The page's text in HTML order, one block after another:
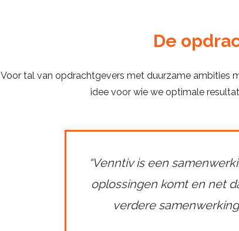
De
Voor tal van opdrachtgevers met duurzame ambities
idee voor wie we optimale
“Venntiv is een
oplossingen komt en net
verdere